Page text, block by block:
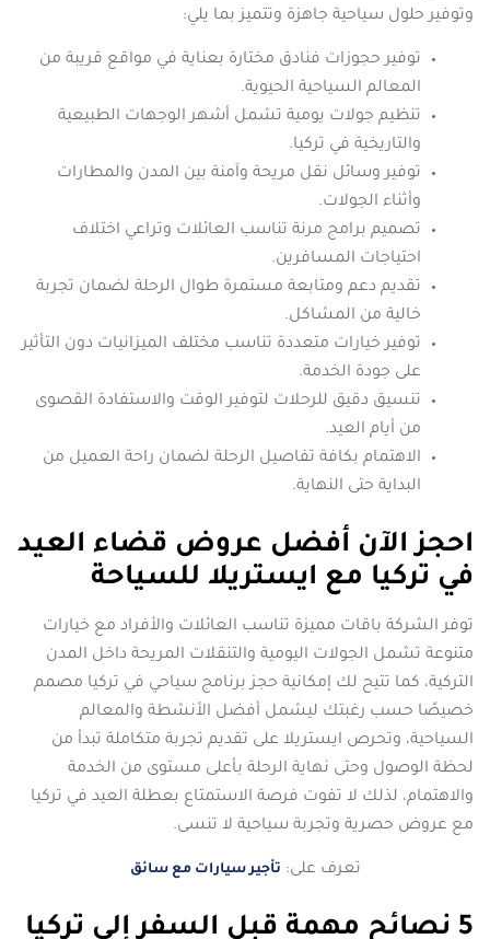
وتوفير حلول سياحية جاهزة وتتميز بما يلي:
توفير حجوزات فنادق مختارة بعناية في مواقع قريبة من
المعالم السياحية الحيوية.
تنظيم جولات يومية تشمل أشهر الوجهات الطبيعية
والتاريخية في تركيا.
توفير وسائل نقل مريحة وآمنة بين المدن والمطارات
وأثناء الجولات.
تصميم برامج مرنة تناسب العائلات وتراعي اختلاف
احتياجات المسافرين.
تقديم دعم ومتابعة مستمرة طوال الرحلة لضمان تجربة
خالية من المشاكل.
توفير خيارات متعددة تناسب مختلف الميزانيات دون التأثير
على جودة الخدمة.
تنسيق دقيق للرحلات لتوفير الوقت والاستفادة القصوى
من أيام العيد.
الاهتمام بكافة تفاصيل الرحلة لضمان راحة العميل من
البداية حتى النهاية.
احجز الآن أفضل عروض قضاء العيد
في تركيا مع ايستريلا للسياحة
توفر الشركة باقات مميزة تناسب العائلات والأفراد مع خيارات
متنوعة تشمل الجولات اليومية والتنقلات المريحة داخل المدن
التركية، كما تتيح لك إمكانية حجز برنامج سياحي في تركيا مصمم
خصيصًا حسب رغبتك ليشمل أفضل الأنشطة والمعالم
السياحية، وتحرص ايستريلا على تقديم تجربة متكاملة تبدأ من
لحظة الوصول وحتى نهاية الرحلة بأعلى مستوى من الخدمة
والاهتمام، لذلك لا تفوت فرصة الاستمتاع بعطلة العيد في تركيا
مع عروض حصرية وتجربة سياحية لا تنسى.
تعرف على: تأجير سيارات مع سائق
5 نصائح مهمة قبل السفر إلى تركيا